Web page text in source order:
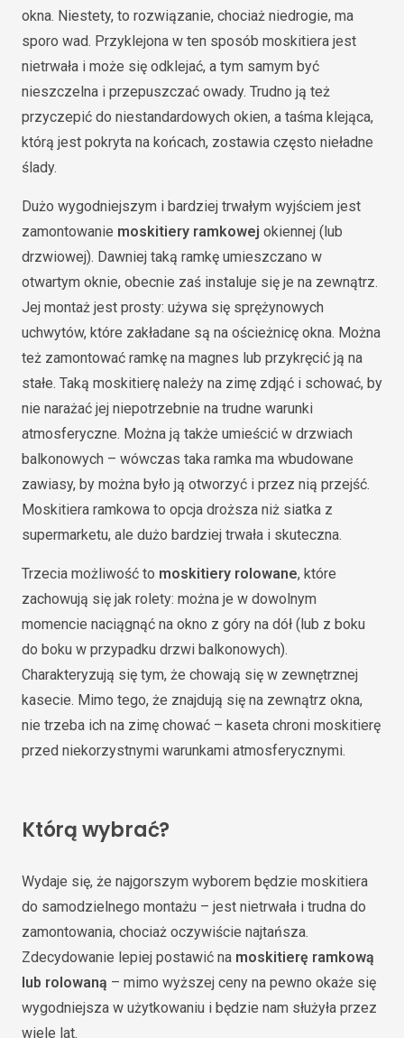
okna. Niestety, to rozwiązanie, chociaż niedrogie, ma
sporo wad. Przyklejona w ten sposób moskitiera jest
nietrwała i może się odklejać, a tym samym być
nieszczelna i przepuszczać owady. Trudno ją też
przyczepić do niestandardowych okien, a taśma klejąca,
którą jest pokryta na końcach, zostawia często nieładne
ślady.
Dużo wygodniejszym i bardziej trwałym wyjściem jest
zamontowanie moskitiery ramkowej okiennej (lub
drzwiowej). Dawniej taką ramkę umieszczano w
otwartym oknie, obecnie zaś instaluje się je na zewnątrz.
Jej montaż jest prosty: używa się sprężynowych
uchwytów, które zakładane są na ościeżnicę okna. Można
też zamontować ramkę na magnes lub przykręcić ją na
stałe. Taką moskitierę należy na zimę zdjąć i schować, by
nie narażać jej niepotrzebnie na trudne warunki
atmosferyczne. Można ją także umieścić w drzwiach
balkonowych – wówczas taka ramka ma wbudowane
zawiasy, by można było ją otworzyć i przez nią przejść.
Moskitiera ramkowa to opcja droższa niż siatka z
supermarketu, ale dużo bardziej trwała i skuteczna.
Trzecia możliwość to moskitiery rolowane, które
zachowują się jak rolety: można je w dowolnym
momencie naciągnąć na okno z góry na dół (lub z boku
do boku w przypadku drzwi balkonowych).
Charakteryzują się tym, że chowają się w zewnętrznej
kasecie. Mimo tego, że znajdują się na zewnątrz okna,
nie trzeba ich na zimę chować – kaseta chroni moskitierę
przed niekorzystnymi warunkami atmosferycznymi.
Którą wybrać?
Wydaje się, że najgorszym wyborem będzie moskitiera
do samodzielnego montażu – jest nietrwała i trudna do
zamontowania, chociaż oczywiście najtańsza.
Zdecydowanie lepiej postawić na moskitierę ramkową
lub rolowaną – mimo wyższej ceny na pewno okaże się
wygodniejsza w użytkowaniu i będzie nam służyła przez
wiele lat.